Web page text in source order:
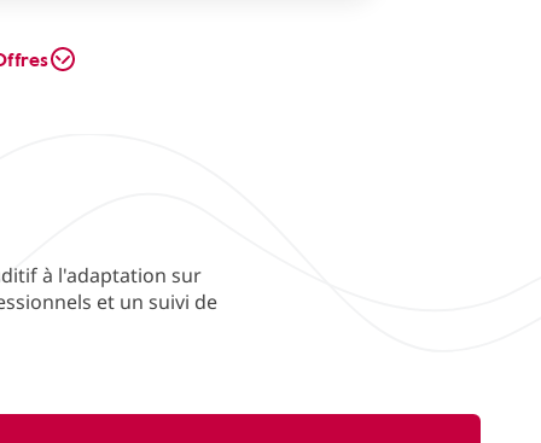
à l'adaptation sur
et un suivi de